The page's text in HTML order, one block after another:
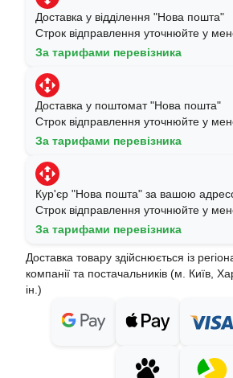
Доставка у відділення "Нова пошта"
Строк відправлення уточнюйте у
За тарифами перевізника
Доставка у поштомат "Нова пошта"
Строк відправлення уточнюйте у
За тарифами перевізника
Кур'єр "Нова пошта" за вашою
Строк відправлення уточнюйте у
За тарифами перевізника
Доставка товару здійснюється із
компанії та постачальників (м. Київ,
ін.)